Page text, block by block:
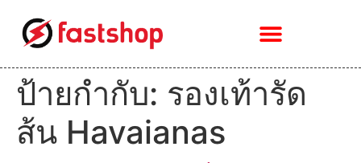
ป้ายกำกับ: รองเท้ารัด
ส้น Havaianas